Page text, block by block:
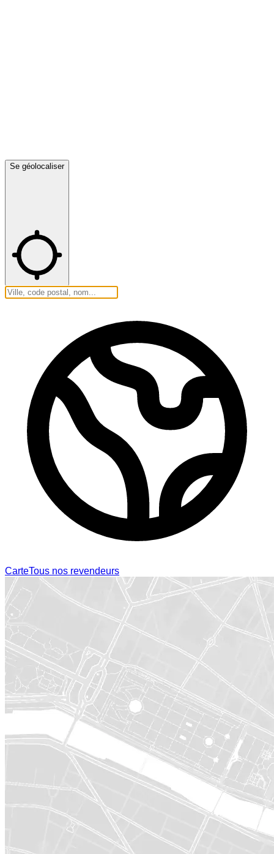
Se géolocaliser
CarteTous nos revendeurs